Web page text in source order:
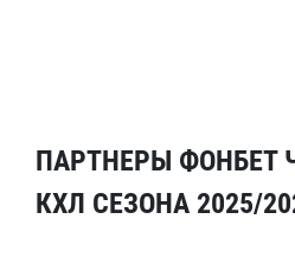
ПАРТНЕРЫ ФОНБЕТ
КХЛ СЕЗОНА 2025/